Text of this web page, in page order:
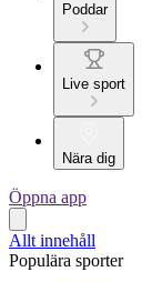
Poddar
Live sport
Nära dig
Öppna app
Allt innehåll
Populära sporter